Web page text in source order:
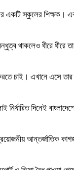
একটি স্কুলের
থাকলেও ধীরে
চাই। এখানে এসে
দিনেই
আন্তর্জাতিক